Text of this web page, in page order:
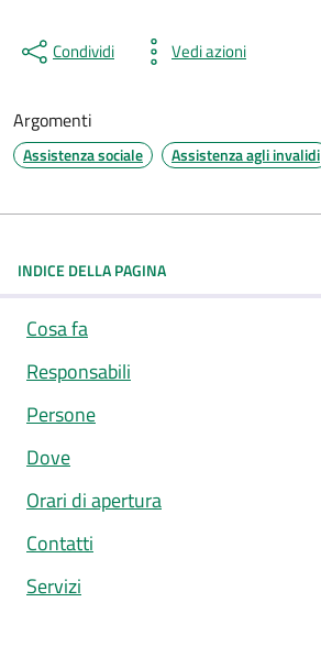
Condividi Vedi azioni
Argomenti
Assistenza sociale Assistenza agli invalidi
INDICE DELLA PAGINA
Cosa fa
Responsabili
Persone
Dove
Orari di apertura
Contatti
Servizi